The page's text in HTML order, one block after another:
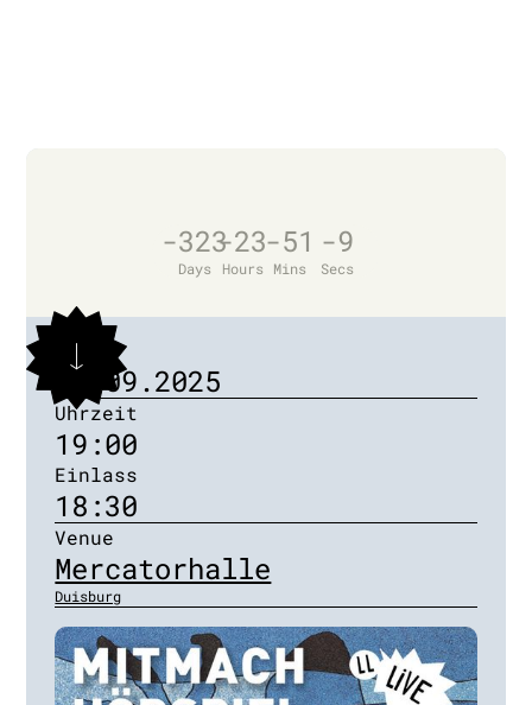
-323
Days
-23
Hours
-51
Mins
-9
Secs
Datum
17.09.2025
Uhrzeit
19:00
Einlass
18:30
Venue
Mercatorhalle
Duisburg